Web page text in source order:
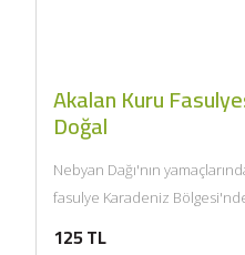
Akalan Kuru
Doğal
Nebyan Dağı'nın
fasulye Karadeniz
125 TL